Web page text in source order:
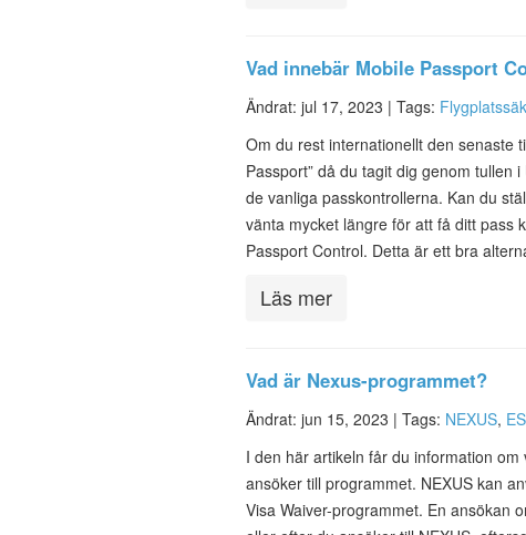
Vad innebär Mobile Passport
Ändrat: jul 17, 2023 | Tags:
Om du rest internationellt den senaste
Passport” då du tagit dig genom tullen
de vanliga passkontrollerna. Kan du
vänta mycket längre för att få ditt pass
Passport Control. Detta är ett bra
Läs mer
Vad är Nexus-programmet?
Ändrat: jun 15, 2023 | Tags: NEXUS,
I den här artikeln får du information
ansöker till programmet. NEXUS kan
Visa Waiver-programmet. En ansökan